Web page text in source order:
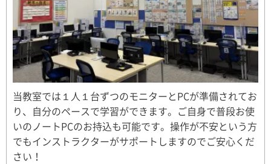
当教室では１人１台ずつのモニターとPCが準備されてお
り、自分のペースで学習ができます。ご自身で普段お使
いのノートPCのお持込も可能です。操作が不安という方
でもインストラクターがサポートしますのでご安心くだ
さい！